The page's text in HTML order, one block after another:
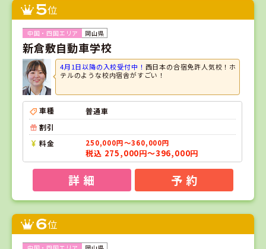
5位
岡山県
新倉敷自動車学校
4月1日以降の入校受付中！ 西日本の合宿免許人気校！ホ
テルのような校内宿舎がすごい！
車種
普通車
割引
料金
250,000円～360,000円
税込 275,000円～396,000円
詳 細 予 約
6位